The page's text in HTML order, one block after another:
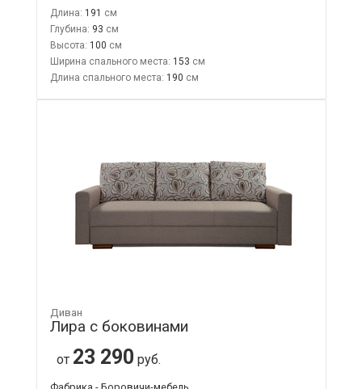
Длина: 191
Глубина: 93
Высота: 100
Ширина спального места: 153
Длина спального места: 190
Диван
Лира с боковинами
от 23 290 руб.